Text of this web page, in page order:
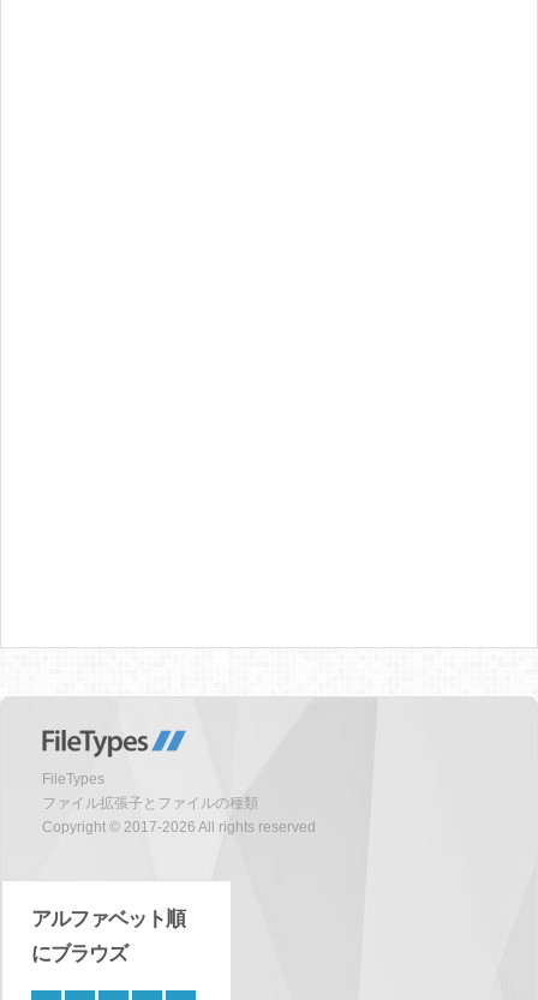
FileTypes
ファイル拡張子とファイルの種類
Copyright © 2017-2026 All rights reserved
アルファベット順
にブラウズ